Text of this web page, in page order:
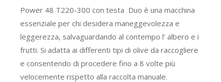
Power 48 T220-300 con testa Duo è una macchina
essenziale per chi desidera maneggevolezza e
leggerezza, salvaguardando al contempo l’ albero e i
frutti. Si adatta ai differenti tipi di olive da raccogliere
e consentendo di procedere fino a 8 volte più
velocemente rispetto alla raccolta manuale.